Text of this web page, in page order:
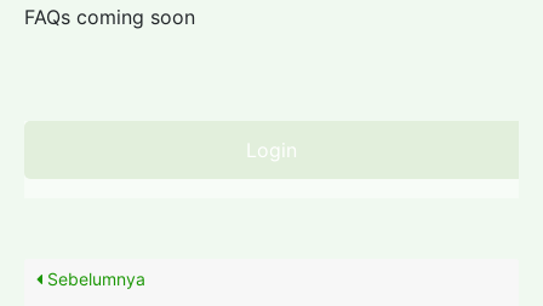
FAQs coming soon
Login
Sebelumnya